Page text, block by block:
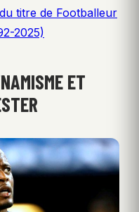
titre de Footballeur
2025)
ET